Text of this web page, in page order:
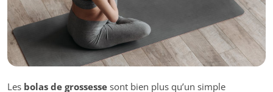
Les bolas de grossesse sont bien plus qu’un simple